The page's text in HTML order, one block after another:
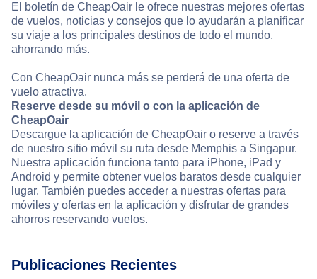
El boletín de CheapOair le ofrece nuestras mejores ofertas
de vuelos, noticias y consejos que lo ayudarán a planificar
su viaje a los principales destinos de todo el mundo,
ahorrando más.
Con CheapOair nunca más se perderá de una oferta de
vuelo atractiva.
Reserve desde su móvil o con la aplicación de
CheapOair
Descargue la aplicación de CheapOair o reserve a través
de nuestro sitio móvil su ruta desde Memphis a Singapur.
Nuestra aplicación funciona tanto para iPhone, iPad y
Android y permite obtener vuelos baratos desde cualquier
lugar. También puedes acceder a nuestras ofertas para
móviles y ofertas en la aplicación y disfrutar de grandes
ahorros reservando vuelos.
Publicaciones Recientes